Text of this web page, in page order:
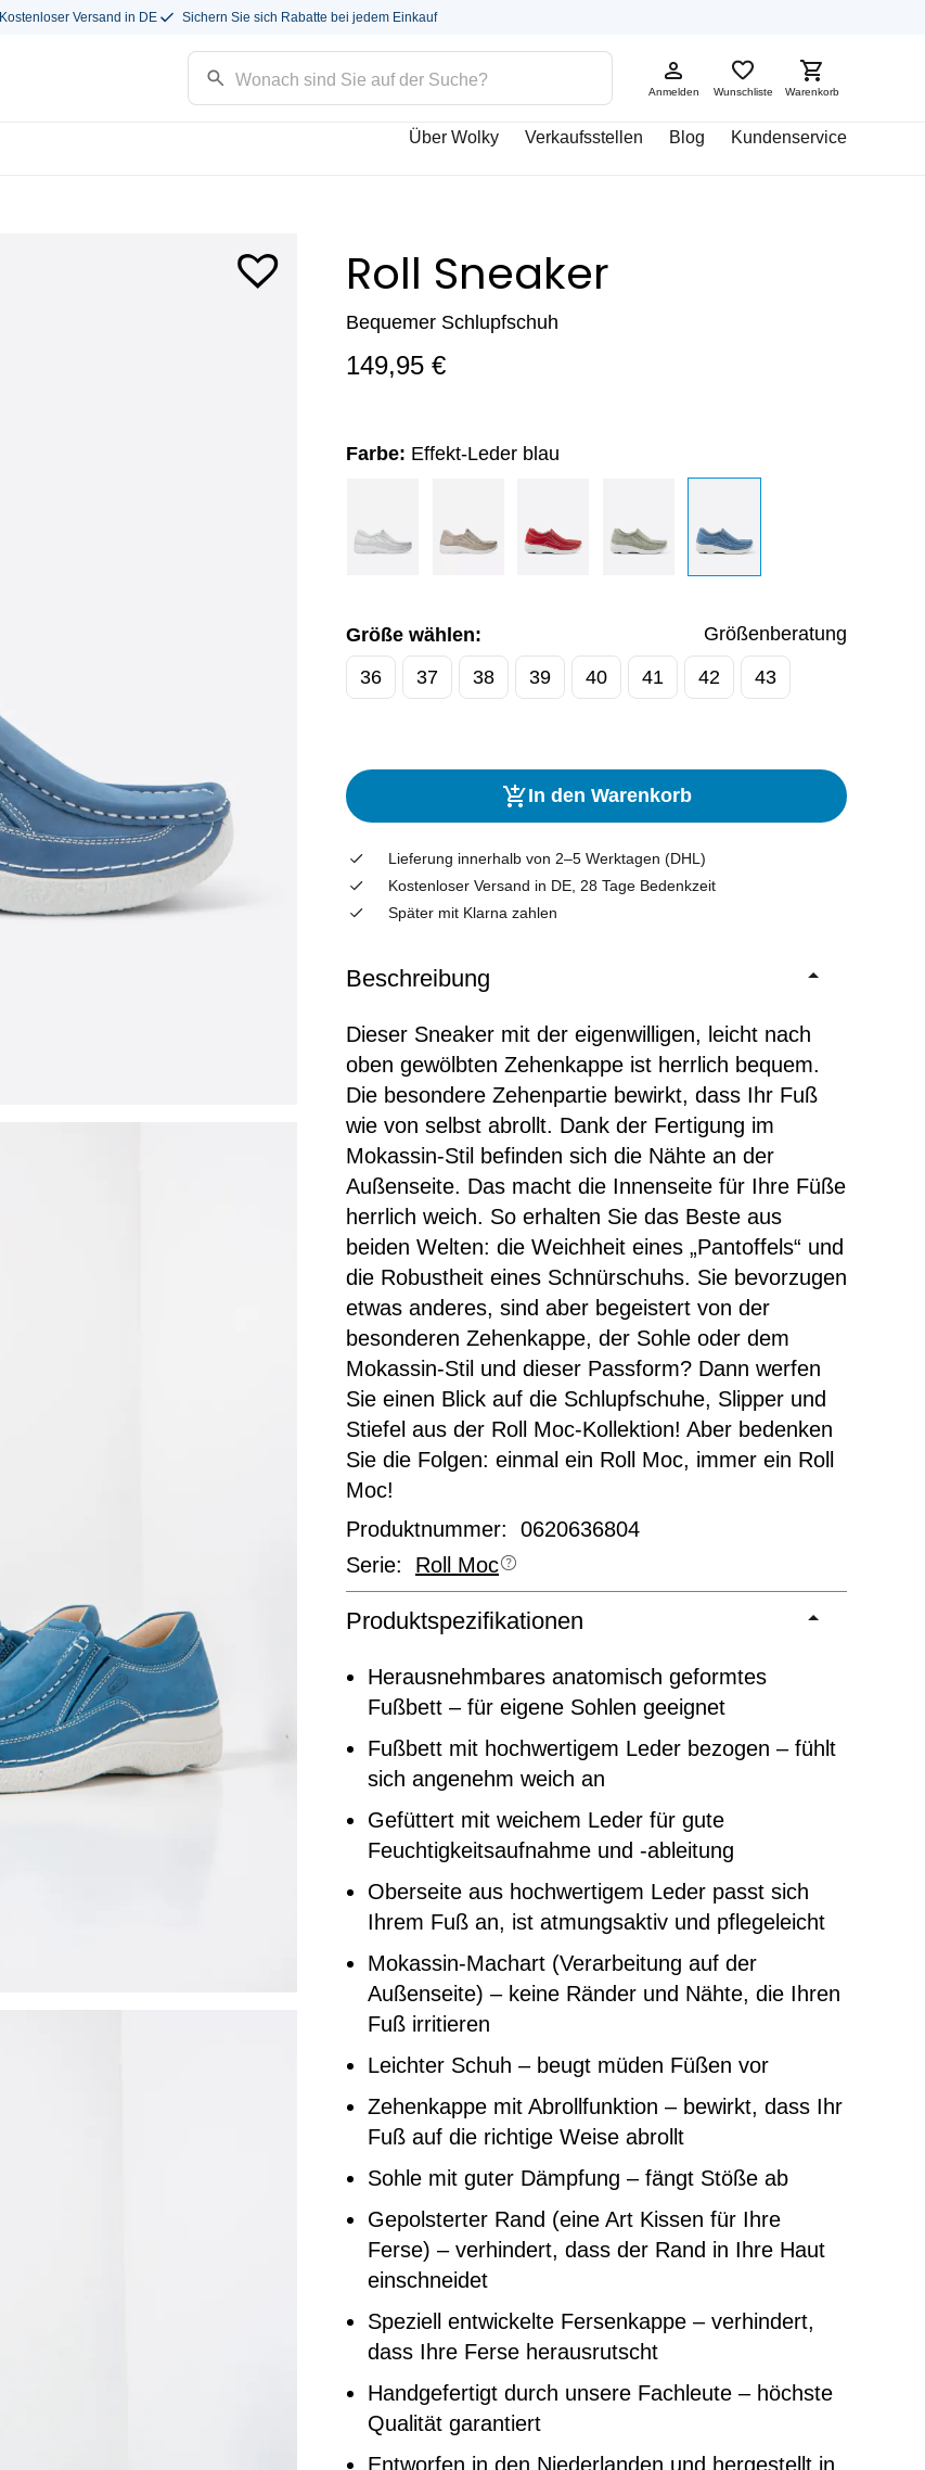
Kostenloser Versand in DE Sichern Sie sich Rabatte bei jedem Einkauf
Anmelden Wunschliste Warenkorb
Über Wolky Verkaufsstellen Blog Kundenservice
Roll Sneaker
Bequemer Schlupfschuh
149,95 €
Farbe: Effekt-Leder blau
Größe wählen:
Größenberatung
36
37 38 39 40 41 42 43
In den Warenkorb
Lieferung innerhalb von 2–5 Werktagen (DHL)
Kostenloser Versand in DE, 28 Tage Bedenkzeit
Später mit Klarna zahlen
Beschreibung
Dieser Sneaker mit der eigenwilligen, leicht nach
oben gewölbten Zehenkappe ist herrlich bequem.
Die besondere Zehenpartie bewirkt, dass Ihr Fuß
wie von selbst abrollt. Dank der Fertigung im
Mokassin-Stil befinden sich die Nähte an der
Außenseite. Das macht die Innenseite für Ihre Füße
herrlich weich. So erhalten Sie das Beste aus
beiden Welten: die Weichheit eines „Pantoffels“ und
die Robustheit eines Schnürschuhs. Sie bevorzugen
etwas anderes, sind aber begeistert von der
besonderen Zehenkappe, der Sohle oder dem
Mokassin-Stil und dieser Passform? Dann werfen
Sie einen Blick auf die Schlupfschuhe, Slipper und
Stiefel aus der Roll Moc-Kollektion! Aber bedenken
Sie die Folgen: einmal ein Roll Moc, immer ein Roll
Moc!
Produktnummer: 0620636804
Serie: Roll Moc
Produktspezifikationen
Herausnehmbares anatomisch geformtes
Fußbett – für eigene Sohlen geeignet
Fußbett mit hochwertigem Leder bezogen – fühlt
sich angenehm weich an
Gefüttert mit weichem Leder für gute
Feuchtigkeitsaufnahme und -ableitung
Oberseite aus hochwertigem Leder passt sich
Ihrem Fuß an, ist atmungsaktiv und pflegeleicht
Mokassin-Machart (Verarbeitung auf der
Außenseite) – keine Ränder und Nähte, die Ihren
Fuß irritieren
Leichter Schuh – beugt müden Füßen vor
Zehenkappe mit Abrollfunktion – bewirkt, dass Ihr
Fuß auf die richtige Weise abrollt
Sohle mit guter Dämpfung – fängt Stöße ab
Gepolsterter Rand (eine Art Kissen für Ihre
Ferse) – verhindert, dass der Rand in Ihre Haut
einschneidet
Speziell entwickelte Fersenkappe – verhindert,
dass Ihre Ferse herausrutscht
Handgefertigt durch unsere Fachleute – höchste
Qualität garantiert
Entworfen in den Niederlanden und hergestellt in